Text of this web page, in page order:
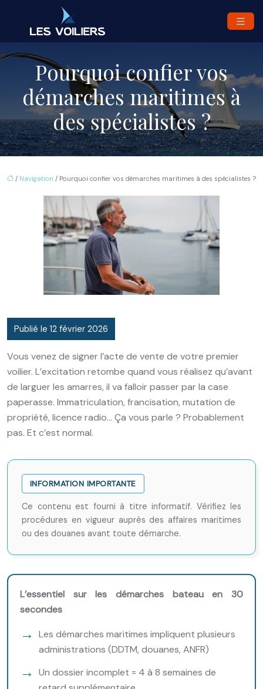
Pourquoi confier vos
démarches maritimes à
des spécialistes ?
/ Navigation / Pourquoi confier vos démarches maritimes à des spécialistes ?
Publié le 12 février 2026
Vous venez de signer l’acte de vente de votre premier
voilier. L’excitation retombe quand vous réalisez qu’avant
de larguer les amarres, il va falloir passer par la case
paperasse. Immatriculation, francisation, mutation de
propriété, licence radio… Ça vous parle ? Probablement
pas. Et c’est normal.
INFORMATION IMPORTANTE
Ce contenu est fourni à titre informatif. Vérifiez les
procédures en vigueur auprès des affaires maritimes
ou des douanes avant toute démarche.
L’essentiel sur les démarches bateau en 30
secondes
Les démarches maritimes impliquent plusieurs
administrations (DDTM, douanes, ANFR)
Un dossier incomplet = 4 à 8 semaines de